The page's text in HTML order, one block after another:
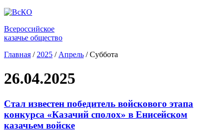
Всероссийское
казачье общество
Главная / 2025 / Апрель /Суббота
26.04.2025
Стал известен победитель войскового этапа
конкурса «Казачий сполох» в Енисейском
казачьем войске